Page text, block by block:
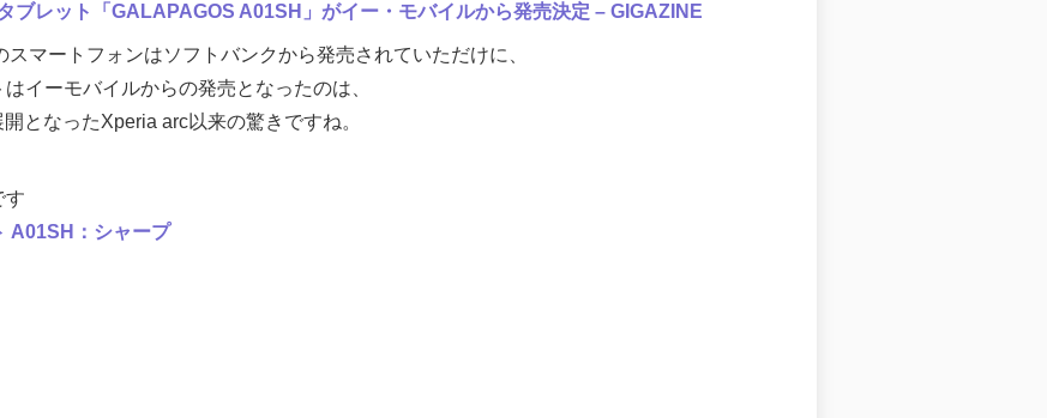
ブレット「GALAPAGOS A01SH」がイー・モバイルから発売決定 – GIGAZINE
マートフォンはソフトバンクから発売されていただけに、
イーモバイルからの発売となったのは、
となったXperia arc以来の驚きですね。
す
A01SH：シャープ